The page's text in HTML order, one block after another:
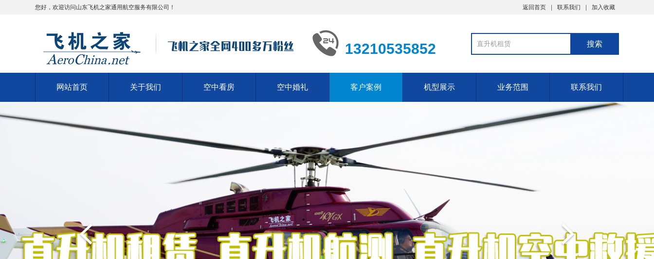
您好，欢迎访问山东飞机之家通用航空服务有限公司！ 返回首页 联系我们 加入收藏
13210535852
网站首页 关于我们 空中看房 空中婚礼 客户案例 机型展示 业务范围 联系我们